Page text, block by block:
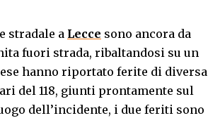
stradale a Lecce sono ancora da
fuori strada, ribaltandosi su un
hanno riportato ferite di diversa
del 118, giunti prontamente sul
dell’incidente, i due feriti sono